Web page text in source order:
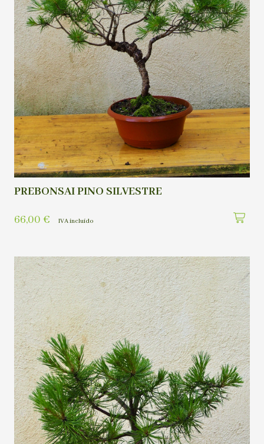
PREBONSAI PINO SILVESTRE
66,00 € IVA incluído